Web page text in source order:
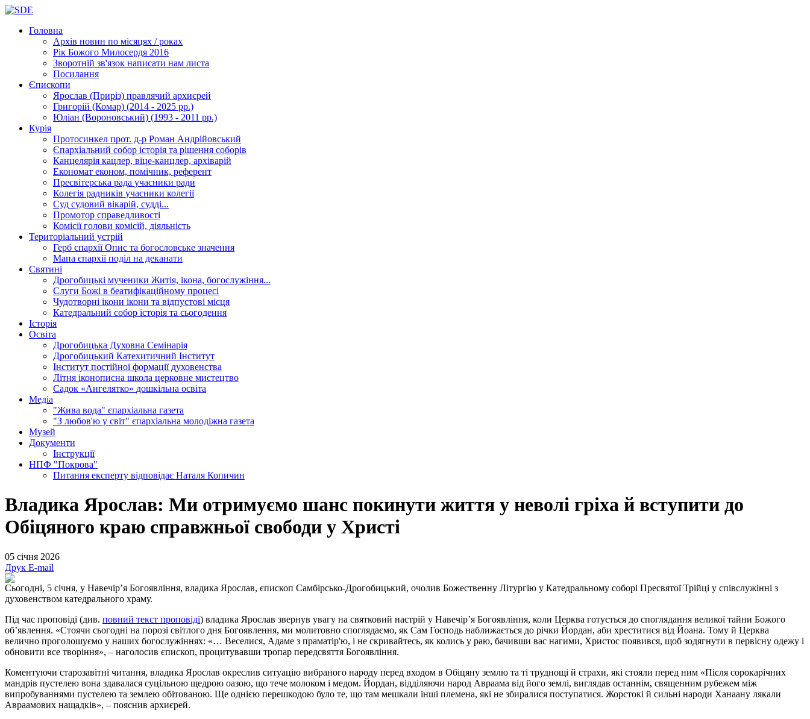
Головна
Архів новин по місяцях / роках
Рік Божого Милосердя 2016
Зворотній зв'язок написати нам листа
Посилання
Єпископи
Ярослав (Приріз) правлячий архиєрей
Григорій (Комар) (2014 - 2025 рр.)
Юліан (Вороновський) (1993 - 2011 рр.)
Курія
Протосинкел прот. д-р Роман Андрійовський
Єпархіальний собор історія та рішення соборів
Канцелярія кацлер, віце-канцлер, архіварій
Економат економ, помічник, референт
Пресвітерська рада учасники ради
Колегія радників учасники колегії
Суд судовий вікарій, судді...
Промотор справедливості
Комісіїголови комісій, діяльність
Територіальний устрій
Герб єпархіїОпис та богословське значення
Мапа єпархіїподіл на деканати
Святині
Дрогобицькі мученики Житія, ікона, богослужіння...
Слуги Божі в беатифікаційному процесі
Чудотворні ікони ікони та відпустові місця
Катедральний собор історія та сьогодення
Історія
Освіта
Дрогобицька Духовна Семінарія
Дрогобицький Катехитичний Інститут
Інститут постійної формації духовенства
Літня іконописна школа церковне мистецтво
Садок «Ангелятко» дошкільна освіта
Медіа
"Жива вода" єпархіальна газета
"З любов'ю у світ" єпархіальна молодіжна газета
Музей
Документи
Інструкції
НПФ "Покрова"
Питання експерту відповідає Наталя Копичин
Владика Ярослав: Ми отримуємо шанс покинути життя у неволі гріха й вступити до
Обіцяного краю справжньої свободи у Христі
05 січня 2026
Друк E-mail
Сьогодні, 5 січня, у Навечір’я Богоявління, владика Ярослав, єпископ Самбірсько-Дрогобицький, очолив Божественну Літургію у Катедральному соборі Пресвятої Трійці у співслужінні з
духовенством катедрального храму.
Під час проповіді (див. повний текст проповіді) владика Ярослав звернув увагу на святковий настрій у Навечір’я Богоявління, коли Церква готується до споглядання великої тайни Божого
об’явлення. «Стоячи сьогодні на порозі світлого дня Богоявлення, ми молитовно споглядаємо, як Сам Господь наближається до річки Йордан, аби хреститися від Йоана. Тому й Церква
велично проголошуємо у наших богослужіннях: «… Веселися, Адаме з праматір'ю, і не скривайтесь, як колись у раю, бачивши вас нагими, Христос появився, щоб зодягнути в первісну одежу і
обновити все творіння», – наголосив єпископ, процитувавши тропар передсвяття Богоявління.
Коментуючи старозавітні читання, владика Ярослав окреслив ситуацію вибраного народу перед входом в Обіцяну землю та ті труднощі й страхи, які стояли перед ним «Після сорокарічних
мандрів пустелею вона здавалася суцільною щедрою оазою, що тече молоком і медом. Йордан, відділяючи народ Авраама від його землі, виглядав останнім, священним рубежем між
випробуваннями пустелею та землею обітованою. Ще однією перешкодою було те, що там мешкали інші племена, які не збиралися поступатися. Жорстокі й сильні народи Ханаану лякали
Авраамових нащадків», – пояснив архиєрей.